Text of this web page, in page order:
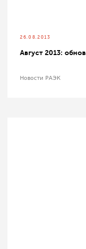
26.08.2013
Август 2013:
Новости РАЭК